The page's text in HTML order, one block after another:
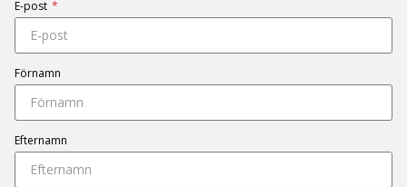
E-post *
Förnamn
Efternamn